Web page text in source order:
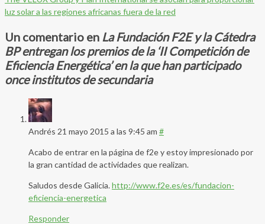
luz solar a las regiones africanas fuera de la red
Un comentario en La Fundación F2E y la Cátedra
BP entregan los premios de la ‘II Competición de
Eficiencia Energética’ en la que han participado
once institutos de secundaria
Andrés 21 mayo 2015 a las 9:45 am #
Acabo de entrar en la página de f2e y estoy impresionado por
la gran cantidad de actividades que realizan.
Saludos desde Galicia.http://www.f2e.es/es/fundacion-
eficiencia-energetica
Responder